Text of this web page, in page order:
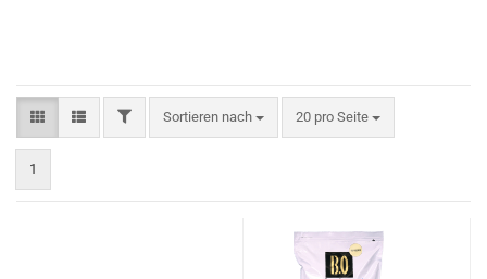
FILTERSortieren nach
Sortieren nach 20 pro Seite
pro Seite
1